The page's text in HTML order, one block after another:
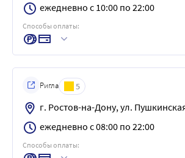
ежедневно с 10:00 по 22:00
Способы оплаты:
Ригла 5
г. Ростов-на-Дону, ул.
ежедневно с 08:00 по 22:00
Способы оплаты: